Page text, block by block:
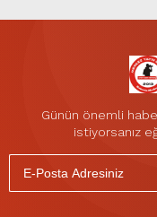
Günün önemli
istiyorsanız